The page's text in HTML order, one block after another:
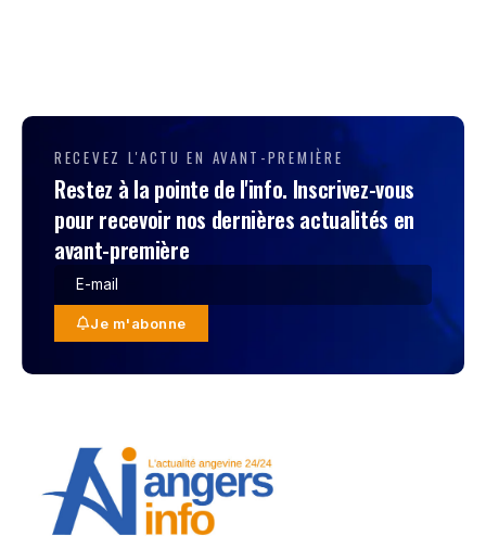
RECEVEZ L'ACTU EN AVANT-PREMIÈRE
Restez à la pointe de l'info. Inscrivez-vous
pour recevoir nos dernières actualités en
avant-première
Je m'abonne